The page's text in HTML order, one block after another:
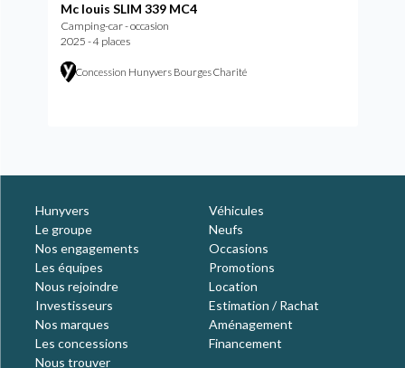
Mc louis SLIM 339 MC4
Camping-car - occasion
2025 - 4 places
Concession Hunyvers Bourges Charité
Hunyvers
Le groupe
Nos engagements
Les équipes
Nous rejoindre
Investisseurs
Nos marques
Les concessions
Nous trouver
Véhicules
Neufs
Occasions
Promotions
Location
Estimation / Rachat
Aménagement
Financement